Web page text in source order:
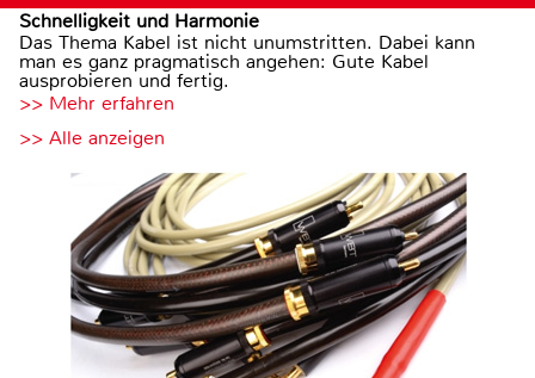
Schnelligkeit und Harmonie
Das Thema Kabel ist nicht unumstritten. Dabei kann
man es ganz pragmatisch angehen: Gute Kabel
ausprobieren und fertig.
>> Mehr erfahren
>> Alle anzeigen